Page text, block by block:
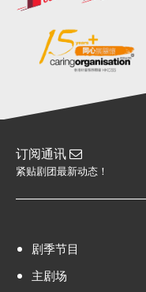
订阅通讯
紧贴剧团最新动态！
剧季节目
主剧场